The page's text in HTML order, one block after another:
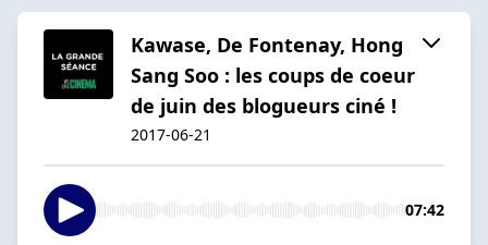
Kawase, De Fontenay, Hong
Sang Soo : les coups de coeur
de juin des blogueurs ciné !
2017-06-21
07:42